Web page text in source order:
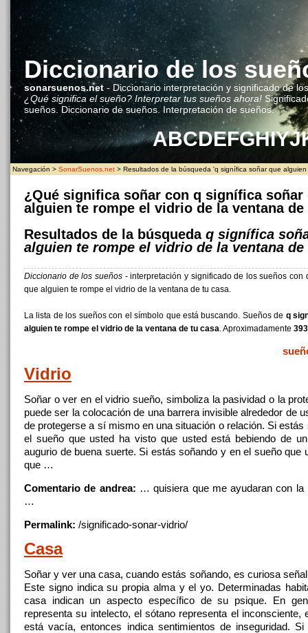
Diccionario de los
sonarsuenos.net- Diccionario interpretación y significado de
¿Qué significa el sueño? Interpretar tus sueños ahora!
sueños. Diccionario de sueños. Interpretación de sueños.
ABCDEFGHIYJ
Navegación > SonarSuenos.net > Resultados de la búsqueda 'q signífica soñar que
¿Qué significa soñar con q signífica soñar
alguien te rompe el vidrio de la ventana de
Resultados de la búsqueda q signífica
alguien te rompe el vidrio de la ventana de
Diccionario de los sueños- interpretación y significado de los sueños con
que alguien te rompe el vidrio de la ventana de tu casa.
La lista de los sueños con el símbolo que está buscando. Sueños de q
alguien te rompe el vidrio de la ventana de tu casa. Aproximadamente
Vidrio
Soñar o ver en el vidrio sueño, simboliza lapasividad o la
puede ser lacolocaciónde una barrera invisible alrededor de
de protegerse a sí mismo en una situación o relación. Si estás
el sueño queusted ha visto queusted está bebiendo deun
augurio debuena suerte. Si estás soñando y enel sueñoque
que …
Comentario de andrea: … quisiera queme ayudaran con la
…
Permalink: /significado-sonar-vidrio/
Casa
Soñar y ver unacasa, cuando estás soñando, es curiosa
Este signo indica su propia alma yel yo. Determinadas
casa indican un aspecto específico desu psique. En
representa su intelecto, elsótano representa elinconsciente,
está vacía, entonces indica sentimientos de inseguridad.